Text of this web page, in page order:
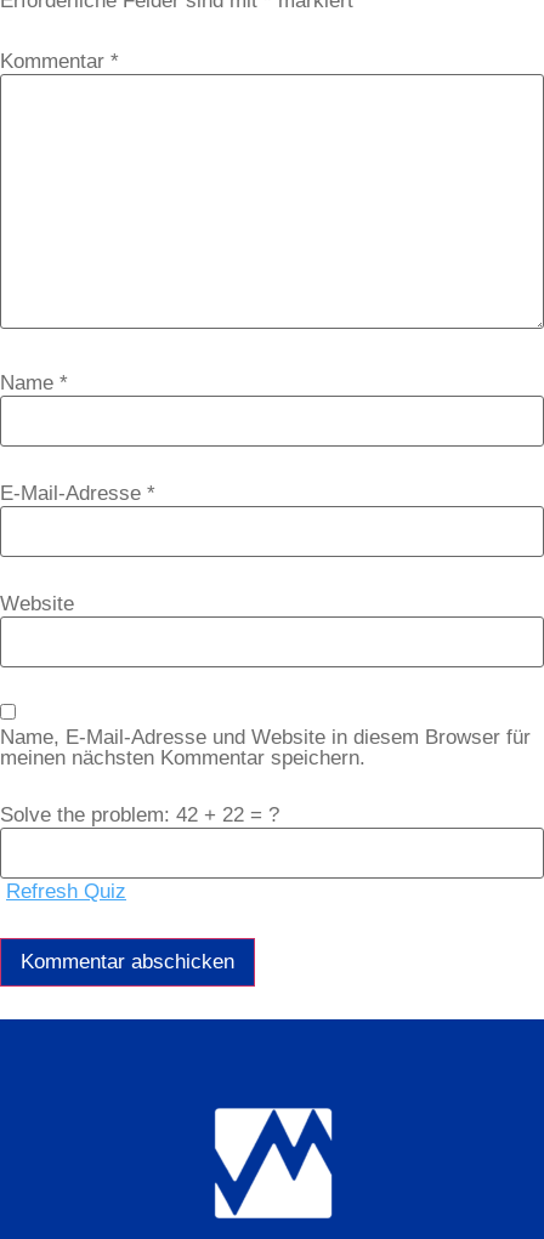
Kommentar *
Name *
E-Mail-Adresse *
Website
Name, E-Mail-Adresse und Website in diesem Browser für
meinen nächsten Kommentar speichern.
Solve the problem: 42 + 22 = ?
Refresh Quiz